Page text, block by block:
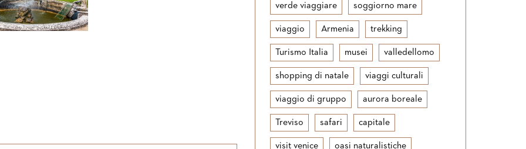
verde viaggiare soggiorno mare
viaggio Armenia trekking
Turismo Italia musei valledellomo
shopping di natale viaggi culturali
viaggio di gruppo aurora boreale
Treviso safari capitale
visit venice oasi naturalistiche